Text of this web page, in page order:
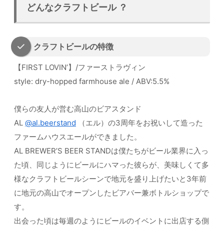
どんなクラフトビール ？
クラフトビールの特徴
【FIRST LOVIN’】/ファーストラヴィン
style: dry-hopped farmhouse ale / ABV:5.5%
僕らの友人が営む高山のビアスタンド
AL @al.beerstand （エル）の3周年をお祝いして造った
ファームハウスエールができました。
AL BREWER’S BEER STANDは僕たちがビール業界に入っ
た頃、同じようにビールにハマった彼らが、美味しくて多
様なクラフトビールシーンで地元を盛り上げたいと3年前
に地元の高山でオープンしたビアバー兼ボトルショップで
す。
出会った頃は毎週のようにビールのイベントに出店する側